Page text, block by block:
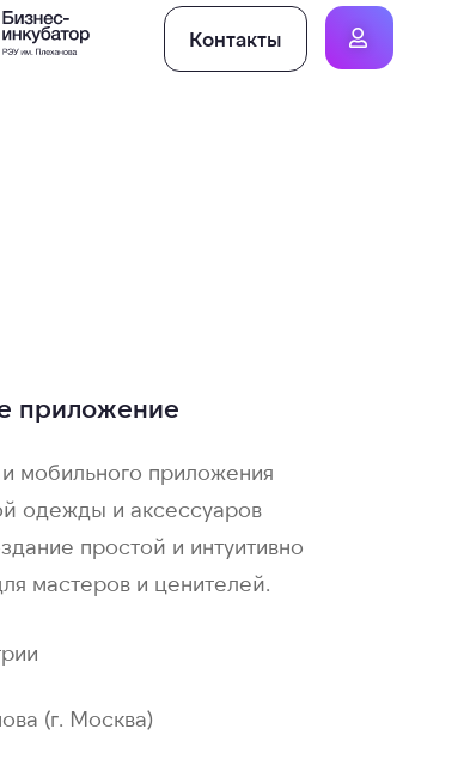
Контакты
приложение
мобильного приложения
одежды и аксессуаров
простой и интуитивно
мастеров и ценителей.
(г. Москва)